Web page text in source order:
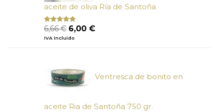
aceite de oliva Ría de Santoña
Valorado
con
de 5
6,66€ El
precio
6,00 €El
IVA incluido
Ventresca de bonito en
aceite Ria de Santoña 750 gr.